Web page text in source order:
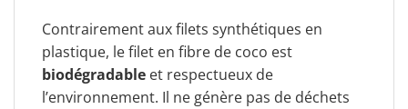
Contrairement aux filets synthétiques en
plastique, le filet en fibre de coco est
biodégradable et respectueux de
l’environnement. Il ne génère pas de déchets